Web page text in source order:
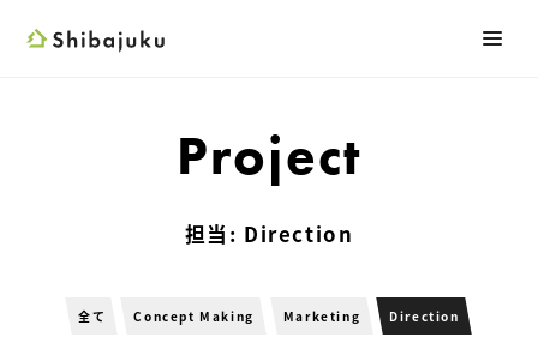
Shibajuku
メニ
検索フォー
Project
担当: Direction
全て Concept Making Marketing Direction